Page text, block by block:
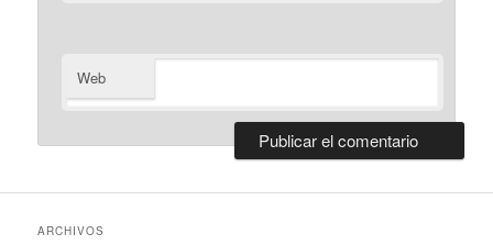
Web
ARCHIVOS